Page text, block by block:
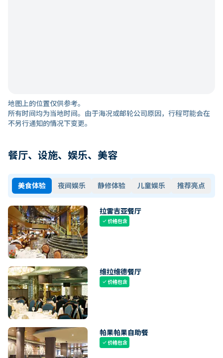
地图上的位置仅供参考。
所有时间均为当地时间。由于海况或邮轮公司原因，行程可能会在
不另行通知的情况下变更。
餐厅、设施、娱乐、美容
美食体验 夜间娱乐 静修体验 儿童娱乐 推荐亮点
拉雷吉亚餐厅
check价格包含
维拉维德餐厅
check价格包含
帕果帕果自助餐
check价格包含